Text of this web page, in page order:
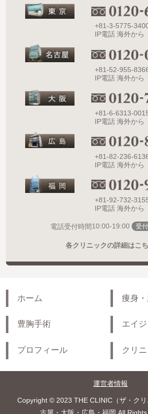
+81-3-5775-
IP電話 海外から
+81-52-955-
IP電話 海外から
+81-6-6313-
IP電話 海外から
+81-82-236-
IP電話 海外から
+81-92-732-
IP電話 海外から
電話受付時間10:00-19:00 受
各クリニックの詳細はこ
ホーム 痩身・
豊胸手術 エイ
プロフィール クリ
運営者情報
Copyright © 2023 THE CLINIC（ザ・ク
古屋・大阪・広島・福岡 All Rights